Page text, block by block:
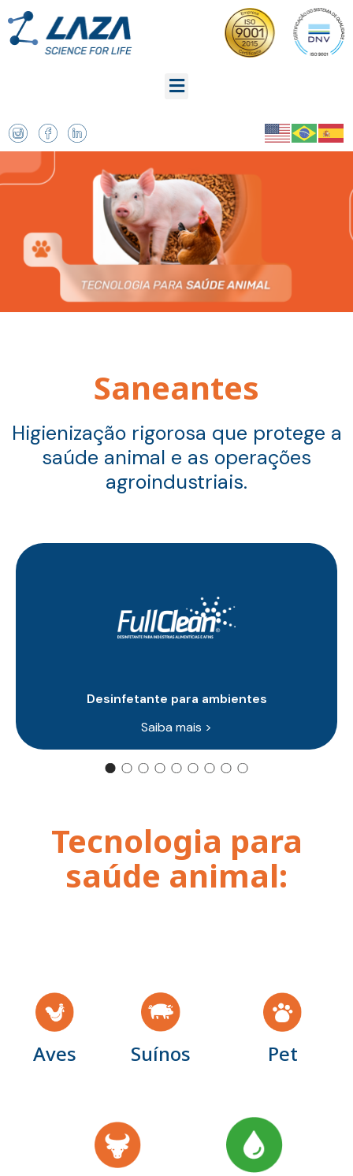
Saneantes
Higienização rigorosa que protege a
saúde animal e as operações
agroindustriais.
Desinfetante para ambientes
Saiba mais >
Tecnologia para
saúde animal:
Aves Suínos Pet